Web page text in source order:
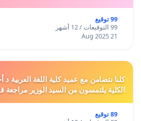
99 توقيع
99 التوقيعات / 12 أشهر
21 Aug 2025
كلنا نتضامن مع عميد كلية اللغة العربية
الكلية يلتمسون من السيد الوزير مراجعة
89 توقيع